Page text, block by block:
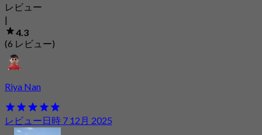
レビュー
|
4.3
(6 レビュー)
Riya Nan
レビュー日時 7 12月 2025